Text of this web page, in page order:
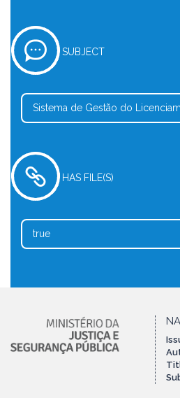
SUBJECT
Sistema de Gestão do
HAS FILE(S)
true